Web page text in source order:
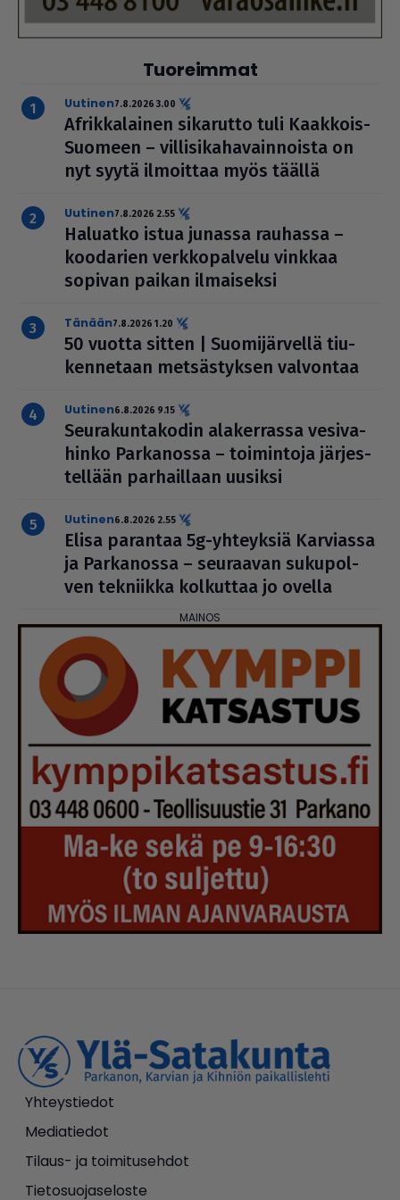
Tuoreimmat
uutinen7.8.2026 3.00
Afrik­ka­lai­nen sikarutto tuli Kaakkois-
Suomeen – vil­li­si­ka­ha­vain­noista on
nyt syytä ilmoittaa myös täällä
uutinen7.8.2026 2.55
Haluatko istua junassa rauhassa –
koodarien verk­ko­pal­velu vinkkaa
sopivan paikan ilmai­seksi
Tänään7.8.2026 1.20
50 vuotta sitten | Suo­mi­jär­vellä tiu­
ken­ne­taan met­säs­tyk­sen valvontaa
uutinen6.8.2026 9.15
Seu­ra­kun­ta­ko­din ala­ker­rassa vesi­va­
hinko Par­ka­nossa – toi­min­toja jär­jes­
tel­lään par­hail­laan uusiksi
uutinen6.8.2026 2.55
Elisa parantaa 5g-yhteyksiä Karviassa
ja Par­ka­nossa – seuraavan suku­pol­
ven tekniikka kolkuttaa jo ovella
Yhteystiedot
Mediatiedot
Tilaus- ja toimitusehdot
Tietosuojaseloste